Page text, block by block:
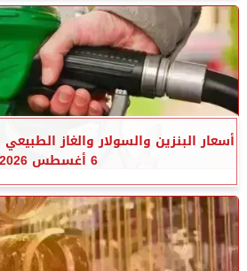
أسعار البنزين والسولار والغاز
6 أغسطس 2026